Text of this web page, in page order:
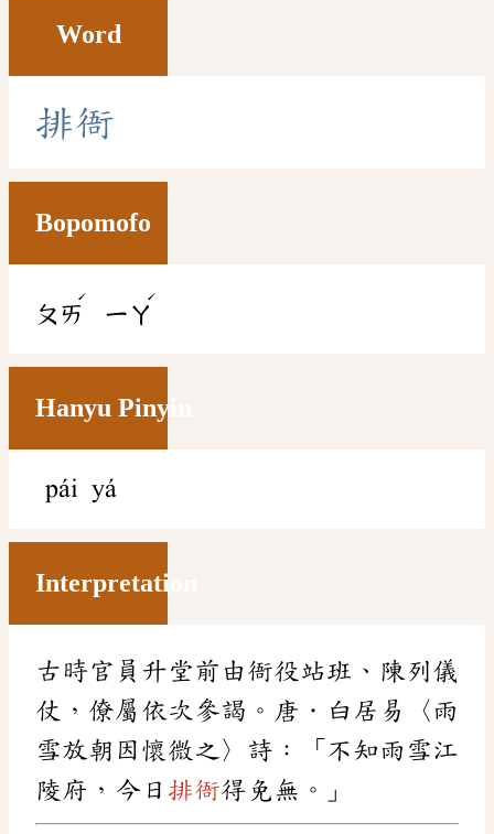
Word
排衙
Bopomofo
ㄆㄞ
ˊ
ㄧㄚ
ˊ
Hanyu Pinyin
pái yá
Interpretation
古時官員升堂前由衙役站班、陳列儀
仗，僚屬依次參謁。唐．白居易〈雨
雪放朝因懷微之〉詩：「不知雨雪江
陵府，今日 排衙得免無。」